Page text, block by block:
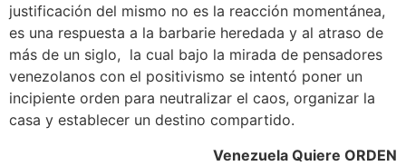
justificación del mismo no es la reacción momentánea,
es una respuesta a la barbarie heredada y al atraso de
más de un siglo, la cual bajo la mirada de pensadores
venezolanos con el positivismo se intentó poner un
incipiente orden para neutralizar el caos, organizar la
casa y establecer un destino compartido.
Venezuela Quiere ORDEN